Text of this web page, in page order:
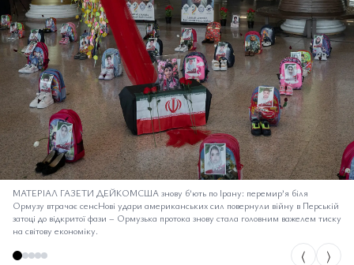
МАТЕРІАЛ ГАЗЕТИ ДЕЙКОМСША знову б’ють по Ірану: перемир’я біля
Ормузу втрачає сенсНові удари американських сил повернули війну в Перській
затоці до відкритої фази – Ормузька протока знову стала головним важелем тиску
на світову економіку.
⟨ ⟩